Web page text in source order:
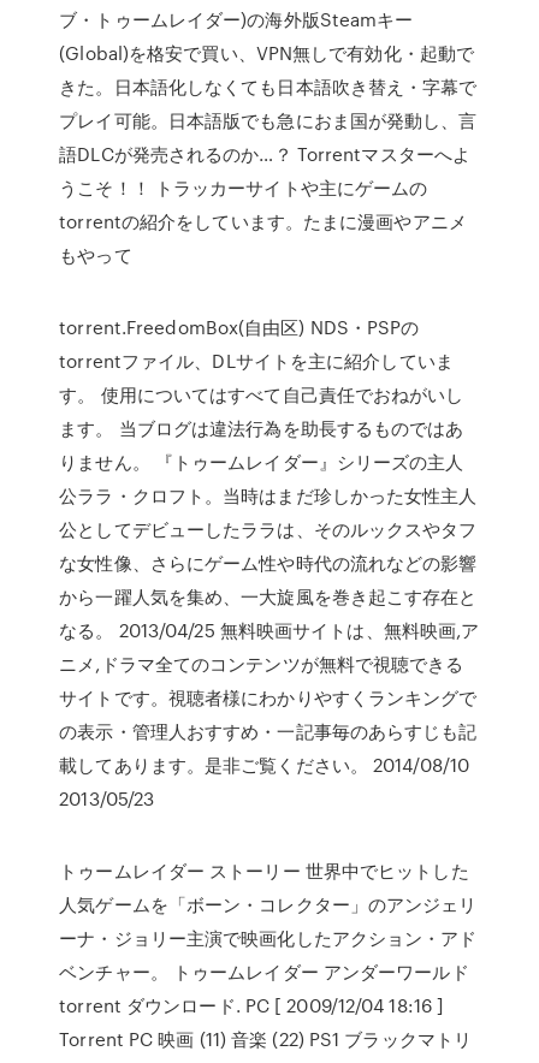
ブ・トゥームレイダー)の海外版Steamキー
(Global)を格安で買い、VPN無しで有効化・起動で
きた。日本語化しなくても日本語吹き替え・字幕で
プレイ可能。日本語版でも急におま国が発動し、言
語DLCが発売されるのか…？ Torrentマスターへよ
うこそ！！ トラッカーサイトや主にゲームの
torrentの紹介をしています。たまに漫画やアニメ
もやって
torrent.FreedomBox(自由区) NDS・PSPの
torrentファイル、DLサイトを主に紹介していま
す。 使用についてはすべて自己責任でおねがいし
ます。 当ブログは違法行為を助長するものではあ
りません。 『トゥームレイダー』シリーズの主人
公ララ・クロフト。当時はまだ珍しかった女性主人
公としてデビューしたララは、そのルックスやタフ
な女性像、さらにゲーム性や時代の流れなどの影響
から一躍人気を集め、一大旋風を巻き起こす存在と
なる。 2013/04/25 無料映画サイトは、無料映画,ア
ニメ,ドラマ全てのコンテンツが無料で視聴できる
サイトです。視聴者様にわかりやすくランキングで
の表示・管理人おすすめ・一記事毎のあらすじも記
載してあります。是非ご覧ください。 2014/08/10
2013/05/23
トゥームレイダー ストーリー 世界中でヒットした
人気ゲームを「ボーン・コレクター」のアンジェリ
ーナ・ジョリー主演で映画化したアクション・アド
ベンチャー。 トゥームレイダー アンダーワールド
torrent ダウンロード. PC [ 2009/12/04 18:16 ]
Torrent PC 映画 (11) 音楽 (22) PS1 ブラックマトリ